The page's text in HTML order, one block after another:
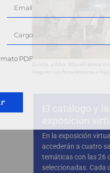
De izda. a dcha.: Miguel Falomir,
Gregorio Luri, Rosa Hinojosa, e
En la exposición
accederán a cuatro
temáticas con las 26
seleccionadas. Cada
PDF